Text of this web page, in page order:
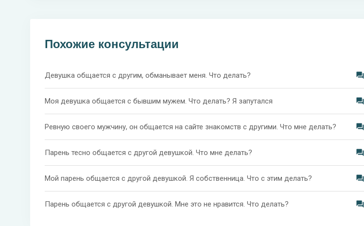
Похожие консультации
Девушка общается с другим, обманывает меня. Что делать?
Моя девушка общается с бывшим мужем. Что делать? Я запутался
Ревную своего мужчину, он общается на сайте знакомств с другими. Что мне делать?
Парень тесно общается с другой девушкой. Что мне делать?
Мой парень общается с другой девушкой. Я собственница. Что с этим делать?
Парень общается с другой девушкой. Мне это не нравится. Что делать?